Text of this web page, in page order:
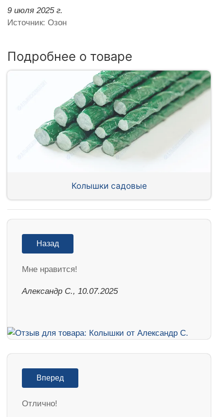
9 июля 2025 г.
Источник: Озон
Подробнее о товаре
Колышки садовые
Назад
Мне нравится!
Александр С., 10.07.2025
Вперед
Отлично!